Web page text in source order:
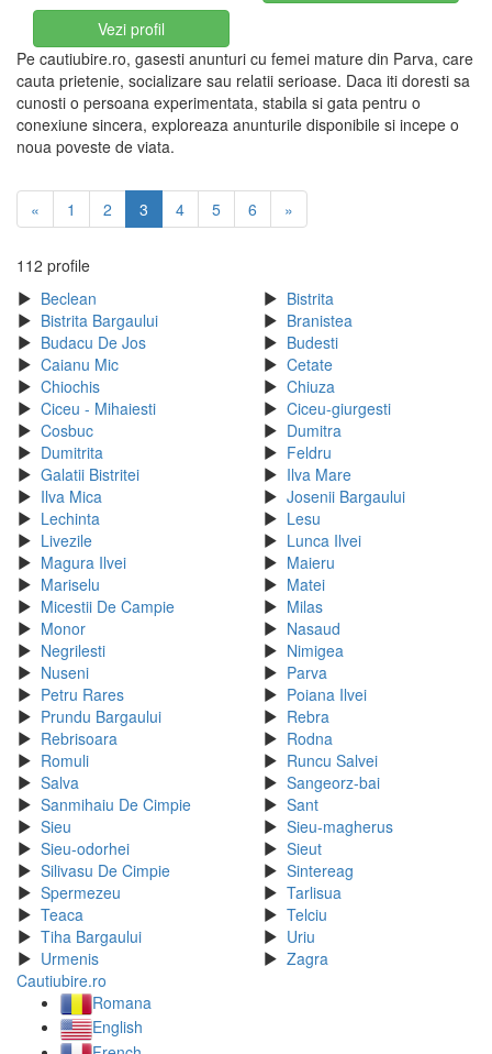
Vezi profil
Pe cautiubire.ro, gasesti anunturi cu femei mature din Parva, care
cauta prietenie, socializare sau relatii serioase. Daca iti doresti sa
cunosti o persoana experimentata, stabila si gata pentru o
conexiune sincera, exploreaza anunturile disponibile si incepe o
noua poveste de viata.
« 1 2 3 4 5 6 »
112 profile
Beclean
Bistrita
Bistrita Bargaului
Branistea
Budacu De Jos
Budesti
Caianu Mic
Cetate
Chiochis
Chiuza
Ciceu - Mihaiesti
Ciceu-giurgesti
Cosbuc
Dumitra
Dumitrita
Feldru
Galatii Bistritei
Ilva Mare
Ilva Mica
Josenii Bargaului
Lechinta
Lesu
Livezile
Lunca Ilvei
Magura Ilvei
Maieru
Mariselu
Matei
Micestii De Campie
Milas
Monor
Nasaud
Negrilesti
Nimigea
Nuseni
Parva
Petru Rares
Poiana Ilvei
Prundu Bargaului
Rebra
Rebrisoara
Rodna
Romuli
Runcu Salvei
Salva
Sangeorz-bai
Sanmihaiu De Cimpie
Sant
Sieu
Sieu-magherus
Sieu-odorhei
Sieut
Silivasu De Cimpie
Sintereag
Spermezeu
Tarlisua
Teaca
Telciu
Tiha Bargaului
Uriu
Urmenis
Zagra
Cautiubire.ro
Romana
English